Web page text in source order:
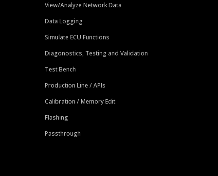
View/Analyze Network Data
Data Logging
Simulate ECU Functions
Diagonostics, Testing and Validation
Test Bench
Production Line / APIs
Calibration / Memory Edit
Flashing
Passthrough